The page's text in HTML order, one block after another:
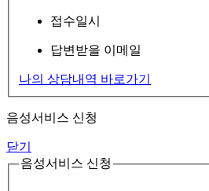
접수일시
답변받을 이메일
나의 상담내역 바로가기
음성서비스 신청
닫기
음성서비스 신청